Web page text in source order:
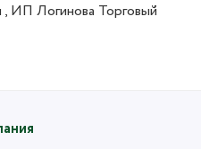
ИП Логинова Торговый